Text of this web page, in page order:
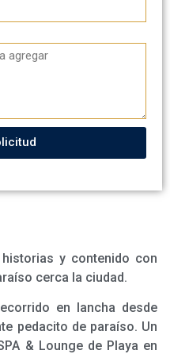
y contenido con
cerca la ciudad.
en lancha desde
pedacito de paraíso. Un
& Lounge de Playa en